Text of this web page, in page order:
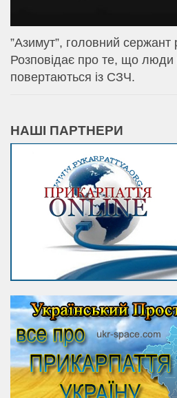
⁨”Азимут”, головний
Розповідає про те, що люди
повертаються із СЗЧ.
НАШІ ПАРТНЕРИ